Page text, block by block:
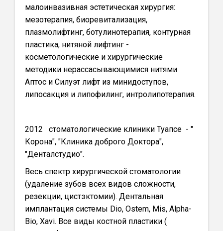
малоинвазивная эстетическая хирургия:
мезотерапия, биоревитализация,
плазмолифтинг, ботулинотерапия, контурная
пластика, нитяной лифтинг -
косметологические и хирургические
методики нерассасывающимися нитями
Аптос и Силуэт лифт из минидоступов,
липосакция и липофилинг, интролипотерапия.
2012 стоматологические клиники Туапсе - "
Корона", "Клиника доброго Доктора",
"Денталстудио".
Весь спектр хирургической стоматологии
(удаление зубов всех видов сложности,
резекции, цистэктомии). Дентальная
имплантация системы Dio, Ostem, Mis, Alpha-
Bio, Xavi. Все виды костной пластики (